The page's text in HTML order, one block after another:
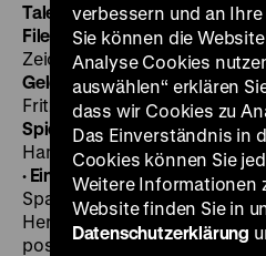
Taler, du mußt wandernD
File
... dann hast Du in der Not
Zeichentrick: Hans
Geld
D 1935, P: Puchstein-
Fritz Puchstein, M: Giuseppe
Spiel ist gewonnenD 1938, P:
Hamburg, 3‘· File und weitere
·Einführung: Ralf Forster Seit
Sparkassen kurze
Herausgestellt werden die
positiven Effekte für die
verbessern und an
Sie können die
Analyse Cookies
auswählen“ erklären
dass wir Cookies zu
Das Einverständnis in
Cookies können Sie
Weitere Informationen
Website finden Sie in
Datenschutzerklärung